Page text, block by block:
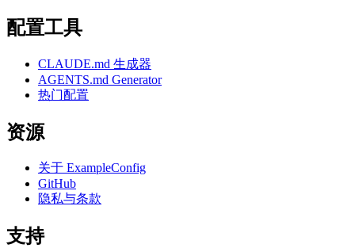
配置工具
CLAUDE.md 生成器
AGENTS.md Generator
热门配置
资源
关于 ExampleConfig
GitHub
隐私与条款
支持